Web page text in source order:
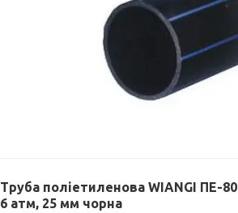
Труба поліетиленова WIANGI ПЕ-80
6 атм, 25 мм чорна